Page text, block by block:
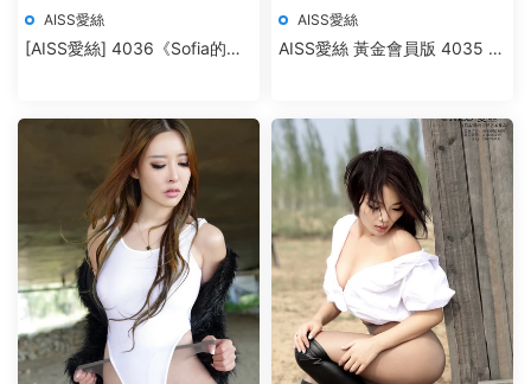
AISS愛絲
[AISS愛絲] 4036《Sofia的城
AISS愛絲
AISS愛絲 黃金會員版 4035 秋